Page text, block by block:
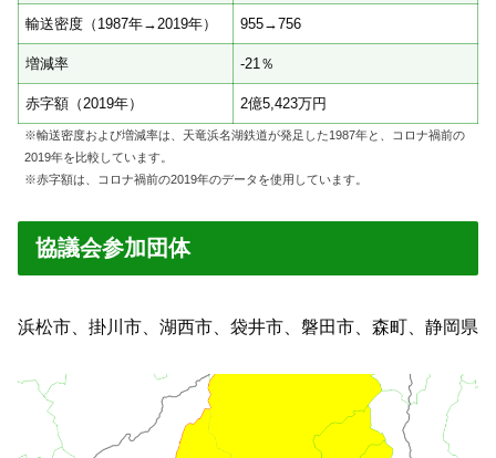
輸送密度（1987年→2019年） 955→756
増減率 -21％
赤字額（2019年） 2億5,423万円
※輸送密度および増減率は、天竜浜名湖鉄道が発足した1987年と、コロナ禍前の
2019年を比較しています。
※赤字額は、コロナ禍前の2019年のデータを使用しています。
協議会参加団体
浜松市、掛川市、湖西市、袋井市、磐田市、森町、静岡県